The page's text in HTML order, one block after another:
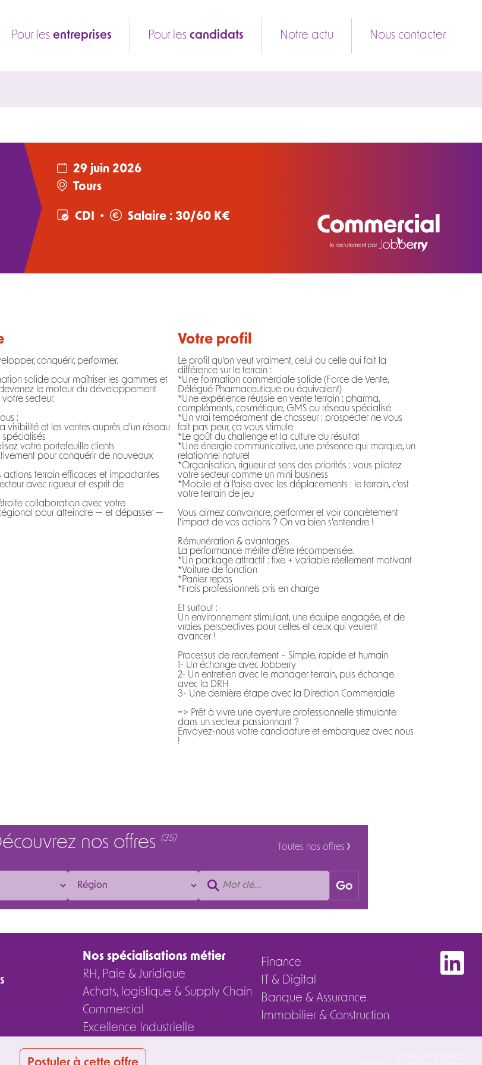
Pour les entreprises Pour les candidats Notre actu Nous contacter
29 juin 2026
Tours
CDI • Salaire : 30/60 K€
conquérir, performer.
solide pour maîtriser les gammes et
devenez le moteur du développement
secteur.
:
visibilité et les ventes auprès d’un réseau
votre portefeuille clients
pour conquérir de nouveaux
terrain efficaces et impactantes
avec rigueur et esprit de
collaboration avec votre
pour atteindre — et dépasser —
Votre profil
Le profil qu’on veut vraiment, celui ou celle qui fait la
différence sur le terrain :
*Une formation commerciale solide (Force de Vente,
Délégué Pharmaceutique ou équivalent)
*Une expérience réussie en vente terrain : pharma,
compléments, cosmétique, GMS ou réseau spécialisé
*Un vrai tempérament de chasseur : prospecter ne vous
fait pas peur, ça vous stimule
*Le goût du challenge et la culture du résultat
*Une énergie communicative, une présence qui marque, un
relationnel naturel
*Organisation, rigueur et sens des priorités : vous pilotez
votre secteur comme un mini business
*Mobile et à l’aise avec les déplacements : le terrain, c’est
votre terrain de jeu
Vous aimez convaincre, performer et voir concrètement
l’impact de vos actions ? On va bien s’entendre !
Rémunération & avantages
La performance mérite d’être récompensée.
*Un package attractif : fixe + variable réellement motivant
*Voiture de fonction
*Panier repas
*Frais professionnels pris en charge
Et surtout :
Un environnement stimulant, une équipe engagée, et de
vraies perspectives pour celles et ceux qui veulent
avancer !
Processus de recrutement – Simple, rapide et humain
1- Un échange avec Jobberry
2- Un entretien avec le manager terrain, puis échange
avec la DRH
3- Une dernière étape avec la Direction Commerciale
=> Prêt à vivre une aventure professionnelle stimulante
dans un secteur passionnant ?
Envoyez-nous votre candidature et embarquez avec nous
!
nos offres
(35)
Toutes nos offres
Nos spécialisations métier
RH, Paie & Juridique
Achats, logistique & Supply Chain
Commercial
Excellence Industrielle
Finance
IT & Digital
Banque & Assurance
Immobilier & Construction